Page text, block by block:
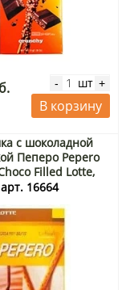
- шт +
В корзину
с шоколадной
Пеперо Pepero
Filled Lotte,
Корея, 50 г
арт. 16664